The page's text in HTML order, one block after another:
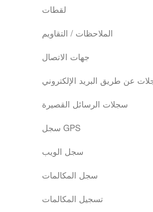
لقطات
الملاحظات / التقاويم
جهات الاتصال
عن طريق البريد الإلكتروني
سجلات الرسائل القصيرة
سجل GPS
سجل الويب
سجل المكالمات
تسجيل المكالمات